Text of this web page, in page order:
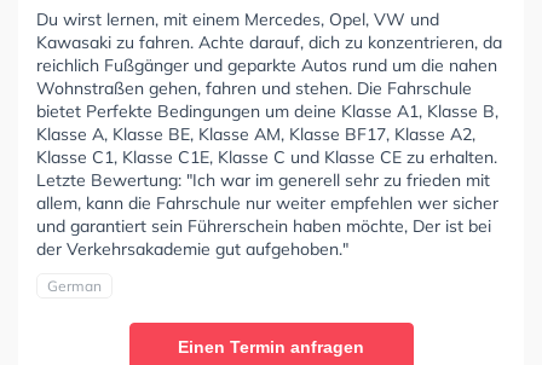
Du wirst lernen, mit einem Mercedes, Opel, VW und
Kawasaki zu fahren. Achte darauf, dich zu konzentrieren, da
reichlich Fußgänger und geparkte Autos rund um die nahen
Wohnstraßen gehen, fahren und stehen. Die Fahrschule
bietet Perfekte Bedingungen um deine Klasse A1, Klasse B,
Klasse A, Klasse BE, Klasse AM, Klasse BF17, Klasse A2,
Klasse C1, Klasse C1E, Klasse C und Klasse CE zu erhalten.
Letzte Bewertung: "Ich war im generell sehr zu frieden mit
allem, kann die Fahrschule nur weiter empfehlen wer sicher
und garantiert sein Führerschein haben möchte, Der ist bei
der Verkehrsakademie gut aufgehoben."
German
Einen Termin anfragen